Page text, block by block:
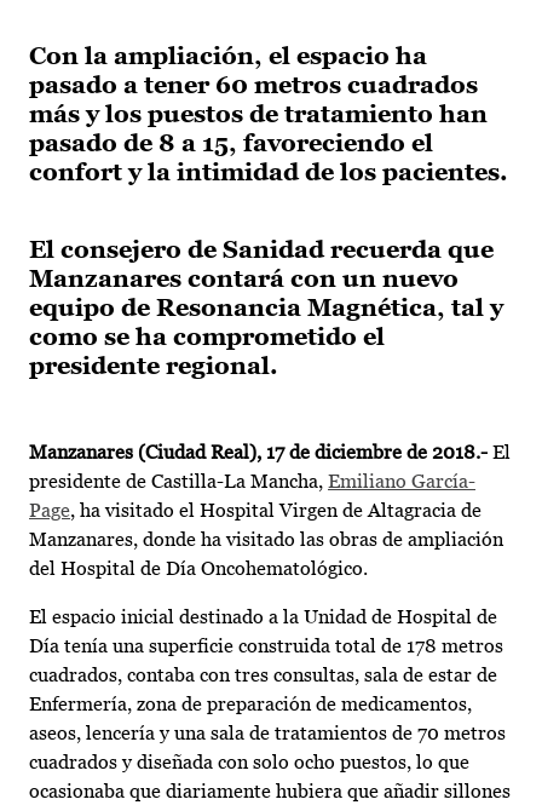
Con la ampliación, el espacio ha
pasado a tener 60 metros cuadrados
más y los puestos de tratamiento han
pasado de 8 a 15, favoreciendo el
confort y la intimidad de los pacientes.
El consejero de Sanidad recuerda que
Manzanares contará con un nuevo
equipo de Resonancia Magnética, tal y
como se ha comprometido el
presidente regional.
Manzanares (Ciudad Real), 17 de diciembre de 2018.- El
presidente de Castilla-La Mancha, Emiliano García-
Page, ha visitado el Hospital Virgen de Altagracia de
Manzanares, donde ha visitado las obras de ampliación
del Hospital de Día Oncohematológico.
El espacio inicial destinado a la Unidad de Hospital de
Día tenía una superficie construida total de 178 metros
cuadrados, contaba con tres consultas, sala de estar de
Enfermería, zona de preparación de medicamentos,
aseos, lencería y una sala de tratamientos de 70 metros
cuadrados y diseñada con solo ocho puestos, lo que
ocasionaba que diariamente hubiera que añadir sillones